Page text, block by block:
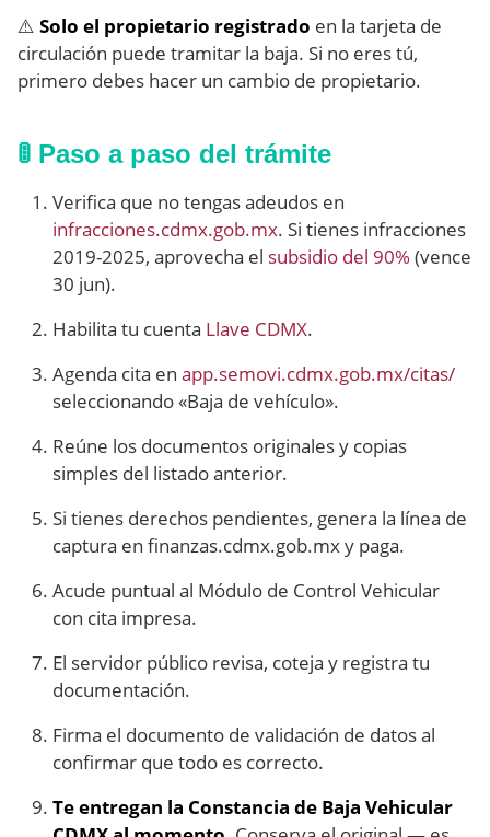
⚠️ Solo el propietario registrado en la tarjeta de
circulación puede tramitar la baja. Si no eres tú,
primero debes hacer un cambio de propietario.
🚦 Paso a paso del trámite
Verifica que no tengas adeudos en
infracciones.cdmx.gob.mx. Si tienes infracciones
2019-2025, aprovecha el subsidio del 90% (vence
30 jun).
Habilita tu cuenta Llave CDMX.
Agenda cita en app.semovi.cdmx.gob.mx/citas/
seleccionando «Baja de vehículo».
Reúne los documentos originales y copias
simples del listado anterior.
Si tienes derechos pendientes, genera la línea de
captura en finanzas.cdmx.gob.mx y paga.
Acude puntual al Módulo de Control Vehicular
con cita impresa.
El servidor público revisa, coteja y registra tu
documentación.
Firma el documento de validación de datos al
confirmar que todo es correcto.
Te entregan la Constancia de Baja Vehicular